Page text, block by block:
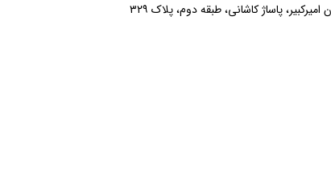
پاساژ کاشانی، طبقه دوم، پلاک ۳۲۹